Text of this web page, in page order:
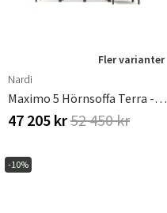
Fler varianter
Nardi
Maximo 5 Hörnsoffa Terra - Cannella
47 205 kr52 450 kr
-10%